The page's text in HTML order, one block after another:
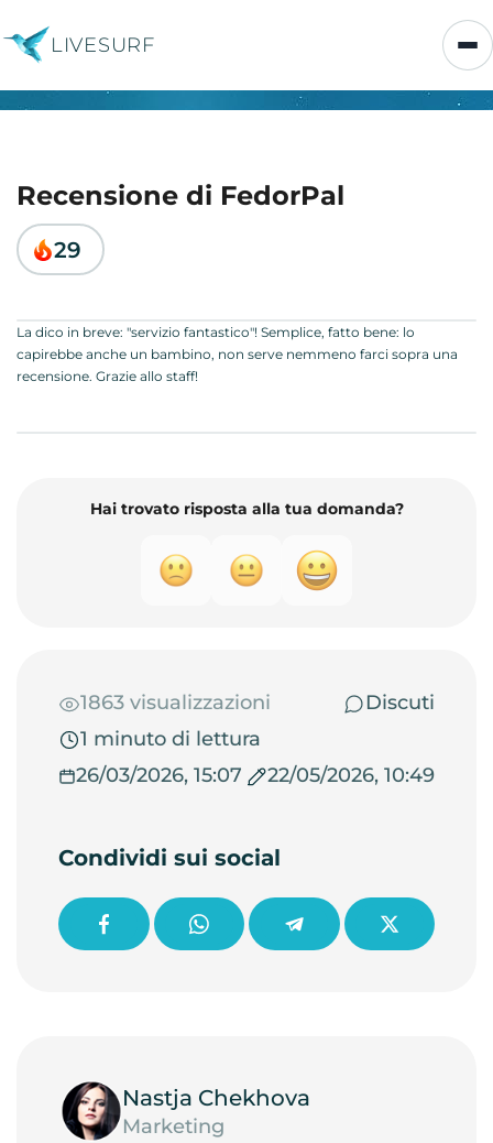
LIVESURF
Recensione di FedorPal
29
La dico in breve: "servizio fantastico"! Semplice, fatto bene: lo
capirebbe anche un bambino, non serve nemmeno farci sopra una
recensione. Grazie allo staff!
Hai trovato risposta alla tua domanda?
1863 visualizzazioni
Discuti
1 minuto di lettura
26/03/2026, 15:07
22/05/2026, 10:49
Condividi sui social
Nastja Chekhova
Marketing